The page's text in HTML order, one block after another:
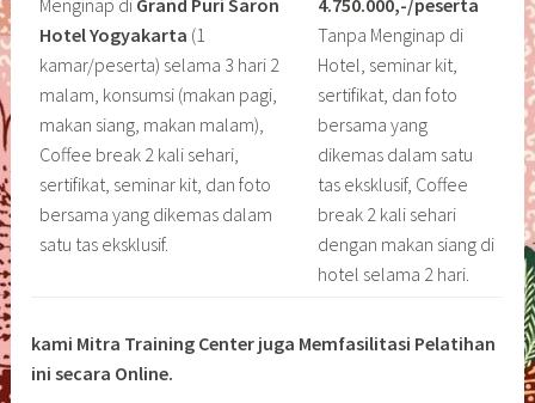
Menginap di Grand Puri Saron
Hotel Yogyakarta (1
kamar/peserta) selama 3 hari 2
malam, konsumsi (makan pagi,
makan siang, makan malam),
Coffee break 2 kali sehari,
sertifikat, seminar kit, dan foto
bersama yang dikemas dalam
satu tas eksklusif.
4.750.000,-/peserta
Tanpa Menginap di
Hotel, seminar kit,
sertifikat, dan foto
bersama yang
dikemas dalam satu
tas eksklusif, Coffee
break 2 kali sehari
dengan makan siang di
hotel selama 2 hari.
kami Mitra Training Center juga Memfasilitasi Pelatihan
ini secara Online.